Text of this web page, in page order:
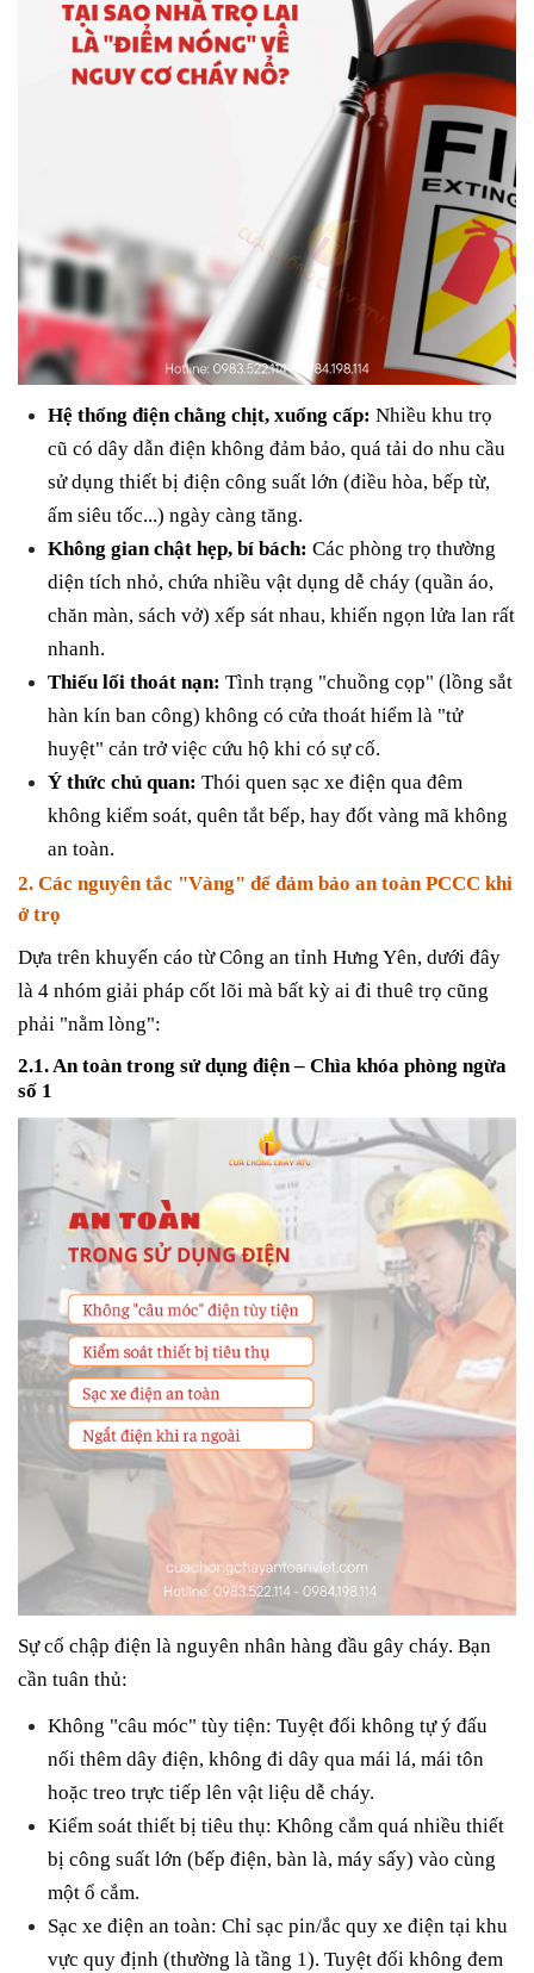
Hệ thống điện chằng chịt, xuống cấp: Nhiều khu trọ
cũ có dây dẫn điện không đảm bảo, quá tải do nhu cầu
sử dụng thiết bị điện công suất lớn (điều hòa, bếp từ,
ấm siêu tốc...) ngày càng tăng.
Không gian chật hẹp, bí bách: Các phòng trọ thường
diện tích nhỏ, chứa nhiều vật dụng dễ cháy (quần áo,
chăn màn, sách vở) xếp sát nhau, khiến ngọn lửa lan rất
nhanh.
Thiếu lối thoát nạn: Tình trạng "chuồng cọp" (lồng sắt
hàn kín ban công) không có cửa thoát hiểm là "tử
huyệt" cản trở việc cứu hộ khi có sự cố.
Ý thức chủ quan: Thói quen sạc xe điện qua đêm
không kiểm soát, quên tắt bếp, hay đốt vàng mã không
an toàn.
2. Các nguyên tắc "Vàng" để đảm bảo an toàn PCCC khi
ở trọ
Dựa trên khuyến cáo từ Công an tỉnh Hưng Yên, dưới đây
là 4 nhóm giải pháp cốt lõi mà bất kỳ ai đi thuê trọ cũng
phải "nằm lòng":
2.1. An toàn trong sử dụng điện – Chìa khóa phòng ngừa
số 1
Sự cố chập điện là nguyên nhân hàng đầu gây cháy. Bạn
cần tuân thủ:
Không "câu móc" tùy tiện: Tuyệt đối không tự ý đấu
nối thêm dây điện, không đi dây qua mái lá, mái tôn
hoặc treo trực tiếp lên vật liệu dễ cháy.
Kiểm soát thiết bị tiêu thụ: Không cắm quá nhiều thiết
bị công suất lớn (bếp điện, bàn là, máy sấy) vào cùng
một ổ cắm.
Sạc xe điện an toàn: Chỉ sạc pin/ắc quy xe điện tại khu
vực quy định (thường là tầng 1). Tuyệt đối không đem